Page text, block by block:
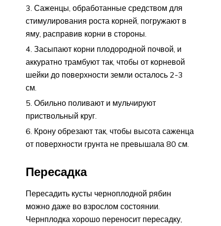
Саженцы, обработанные средством для
стимулирования роста корней, погружают в
яму, расправив корни в стороны.
Засыпают корни плодородной почвой, и
аккуратно трамбуют так, чтобы от корневой
шейки до поверхности земли осталось 2-3
см.
Обильно поливают и мульчируют
приствольный круг.
Крону обрезают так, чтобы высота саженца
от поверхности грунта не превышала 80 см.
Пересадка
Пересадить кусты черноплодной рябин
можно даже во взрослом состоянии.
Чернплодка хорошо переносит пересадку,